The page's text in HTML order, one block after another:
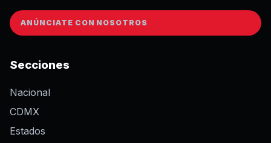
ANÚNCIATE CON NOSOTROS
Secciones
Nacional
CDMX
Estados